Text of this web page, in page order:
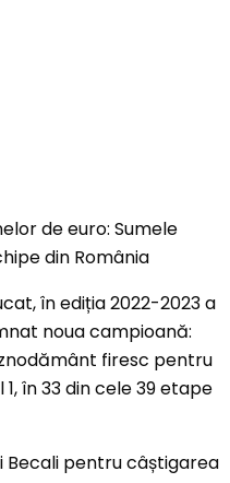
în ediția 2022-2023 a
noua campioană:
firesc pentru
în 33 din cele 39 etape
Becali pentru câștigarea